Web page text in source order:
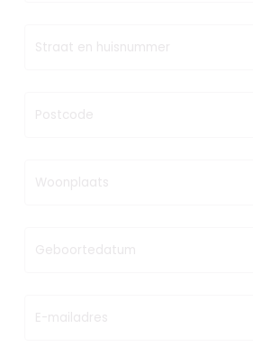
Straat en huisnummer
Postcode
Woonplaats
Geboortedatum
E-mailadres